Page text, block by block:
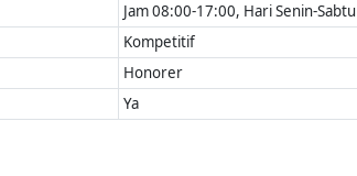
Jam 08:00-17:00, Hari Senin-Sabtu
Kompetitif
Honorer
Ya